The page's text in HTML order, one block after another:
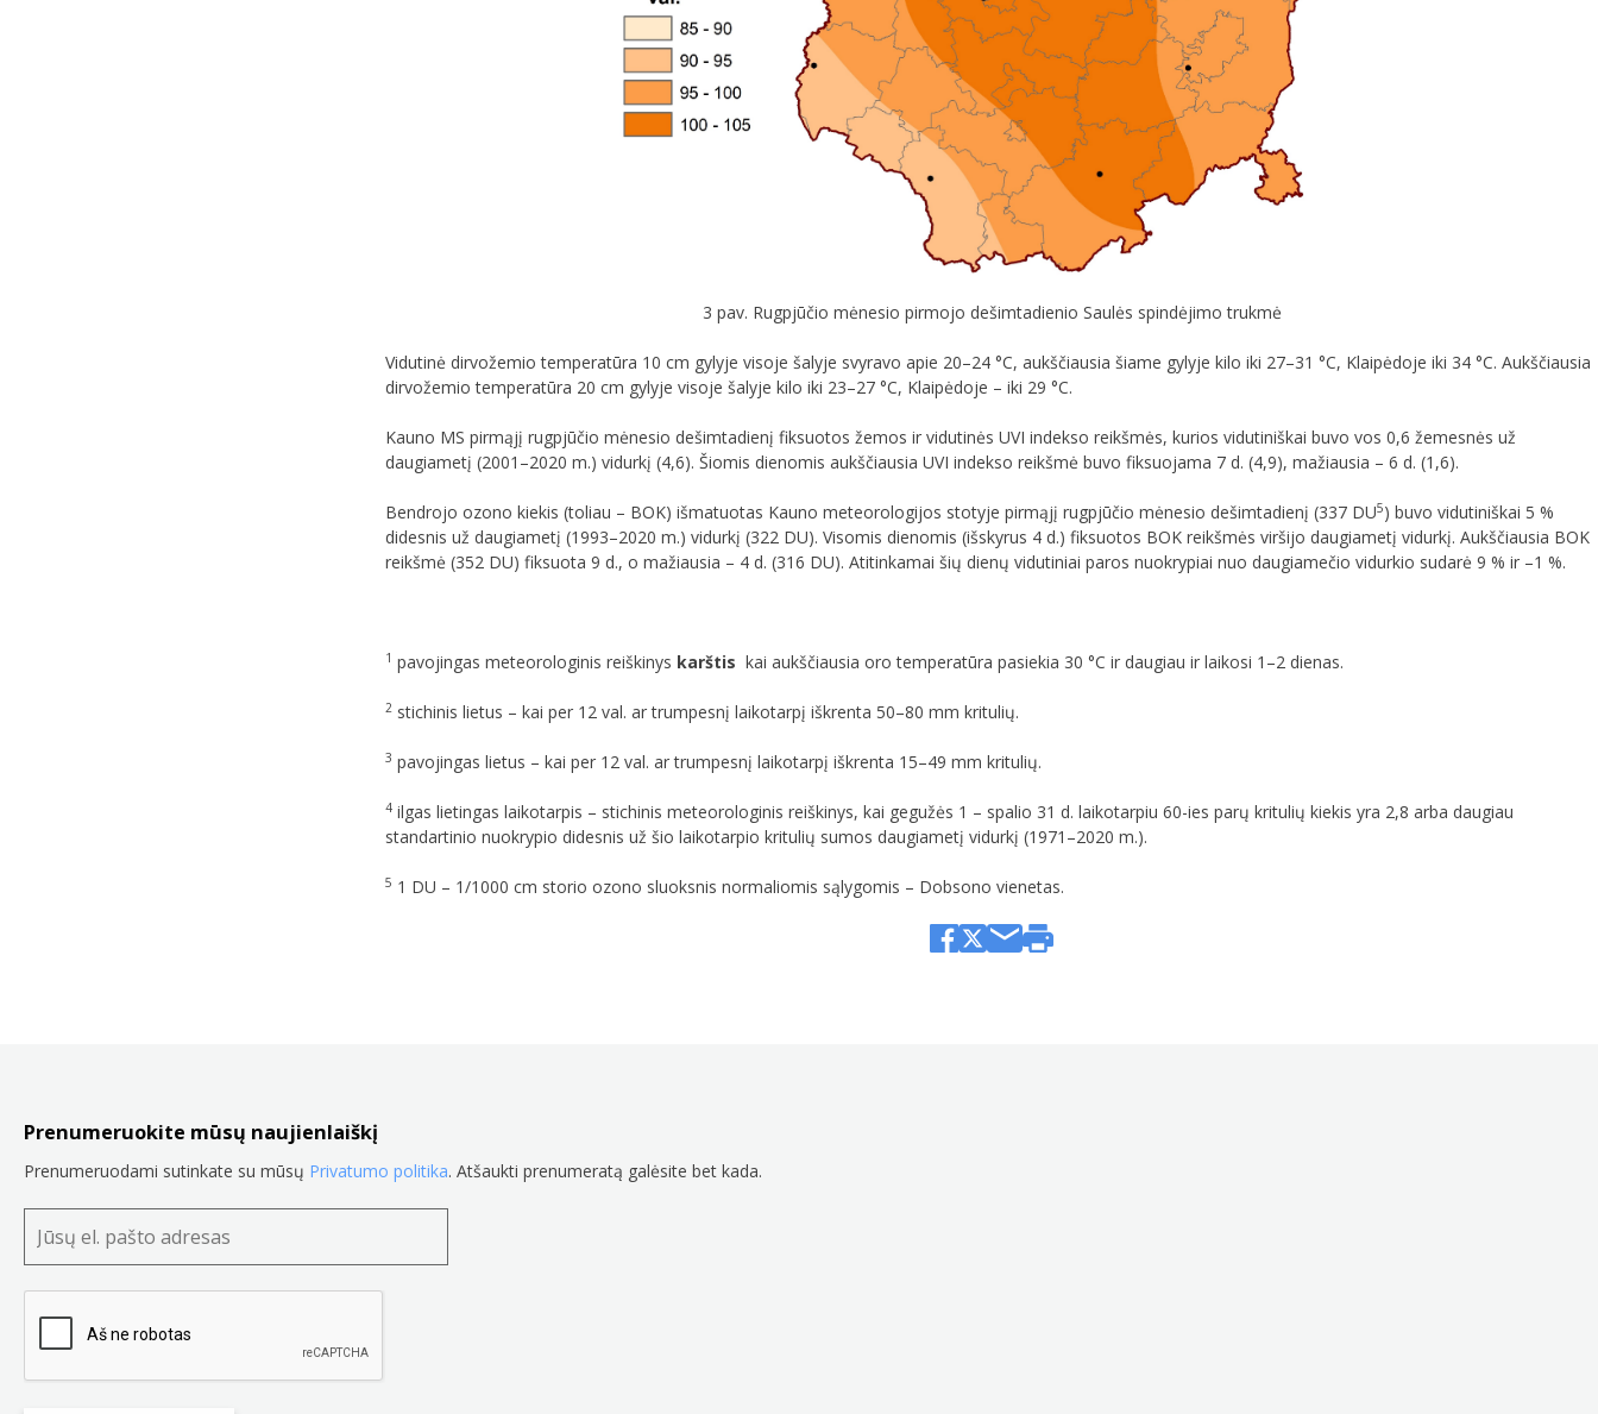
3 pav. Rugpjūčio mėnesio pirmojo dešimtadienio Saulės spindėjimo trukmė
Vidutinė dirvožemio temperatūra 10 cm gylyje visoje šalyje svyravo apie 20–24 °C, aukščiausia šiame gylyje kilo iki 27–31 °C, Klaipėdoje iki 34 °C. Aukščiausia
dirvožemio temperatūra 20 cm gylyje visoje šalyje kilo iki 23–27 °C, Klaipėdoje – iki 29 °C.
Kauno MS pirmąjį rugpjūčio mėnesio dešimtadienį fiksuotos žemos ir vidutinės UVI indekso reikšmės, kurios vidutiniškai buvo vos 0,6 žemesnės už
daugiametį (2001–2020 m.) vidurkį (4,6). Šiomis dienomis aukščiausia UVI indekso reikšmė buvo fiksuojama 7 d. (4,9), mažiausia – 6 d. (1,6).
Bendrojo ozono kiekis (toliau – BOK) išmatuotas Kauno meteorologijos stotyje pirmąjį rugpjūčio mėnesio dešimtadienį (337 DU5) buvo vidutiniškai 5 %
didesnis už daugiametį (1993–2020 m.) vidurkį (322 DU). Visomis dienomis (išskyrus 4 d.) fiksuotos BOK reikšmės viršijo daugiametį vidurkį. Aukščiausia BOK
reikšmė (352 DU) fiksuota 9 d., o mažiausia – 4 d. (316 DU). Atitinkamai šių dienų vidutiniai paros nuokrypiai nuo daugiamečio vidurkio sudarė 9 % ir –1 %.
1 pavojingas meteorologinis reiškinys karštis ­ kai aukščiausia oro temperatūra pasiekia 30 °C ir daugiau ir laikosi 1–2 dienas.
2 stichinis lietus – kai per 12 val. ar trumpesnį laikotarpį iškrenta 50–80 mm kritulių.
3 pavojingas lietus – kai per 12 val. ar trumpesnį laikotarpį iškrenta 15–49 mm kritulių.
4 ilgas lietingas laikotarpis – stichinis meteorologinis reiškinys, kai gegužės 1 – spalio 31 d. laikotarpiu 60-ies parų kritulių kiekis yra 2,8 arba daugiau
standartinio nuokrypio didesnis už šio laikotarpio kritulių sumos daugiametį vidurkį (1971–2020 m.).
5 1 DU – 1/1000 cm storio ozono sluoksnis normaliomis sąlygomis – Dobsono vienetas.
Prenumeruokite mūsų naujienlaiškį
Prenumeruodami sutinkate su mūsų Privatumo politika. Atšaukti prenumeratą galėsite bet kada.